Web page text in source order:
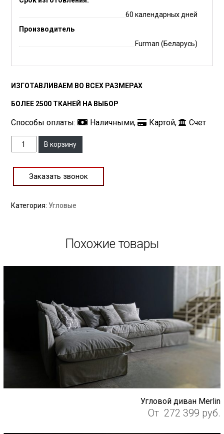
60 календарных дней
Производитель
Furman (Беларусь)
ИЗГОТАВЛИВАЕМ ВО ВСЕХ РАЗМЕРАХ
БОЛЕЕ 2500 ТКАНЕЙ НА ВЫБОР
Способы оплаты: Наличными, Картой, Счет
КоличествоВ корзину
Заказать звонок
Категория: Угловые
Похожие товары
Угловой диван Merlin
От 272 399 руб.